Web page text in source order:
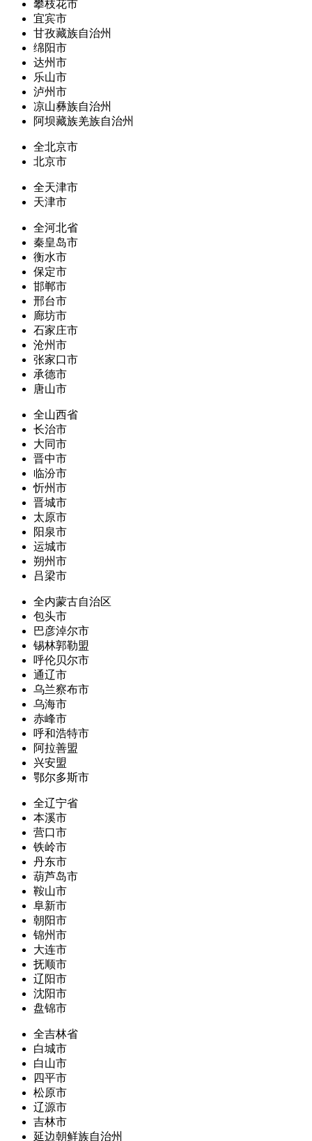
攀枝花市
宜宾市
甘孜藏族自治州
绵阳市
达州市
乐山市
泸州市
凉山彝族自治州
阿坝藏族羌族自治州
全北京市
北京市
全天津市
天津市
全河北省
秦皇岛市
衡水市
保定市
邯郸市
邢台市
廊坊市
石家庄市
沧州市
张家口市
承德市
唐山市
全山西省
长治市
大同市
晋中市
临汾市
忻州市
晋城市
太原市
阳泉市
运城市
朔州市
吕梁市
全内蒙古自治区
包头市
巴彦淖尔市
锡林郭勒盟
呼伦贝尔市
通辽市
乌兰察布市
乌海市
赤峰市
呼和浩特市
阿拉善盟
兴安盟
鄂尔多斯市
全辽宁省
本溪市
营口市
铁岭市
丹东市
葫芦岛市
鞍山市
阜新市
朝阳市
锦州市
大连市
抚顺市
辽阳市
沈阳市
盘锦市
全吉林省
白城市
白山市
四平市
松原市
辽源市
吉林市
延边朝鲜族自治州